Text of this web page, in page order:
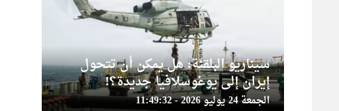
سيناريو البلقنة: هل يمكن أن تتحول
إيران إلى يوغوسلافيا جديدة؟!
الجمعة 24 يوليو 2026 - 11:49:32